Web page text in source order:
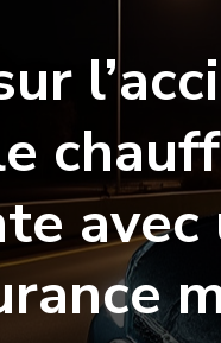
avec